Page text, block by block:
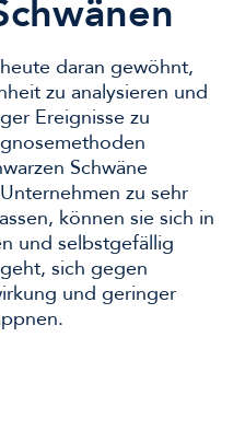
daran gewöhnt,
zu analysieren und
Ereignisse zu
Schwäne
zu sehr
können sie sich in
und selbstgefällig
sich gegen
und geringer